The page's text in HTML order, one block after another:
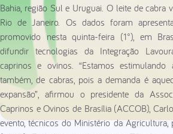
Bahia, região Sul e Uruguai. O leite de cabra
Rio de Janeiro. Os dados foram
promovido nesta quinta-feira (1°), em
difundir tecnologias da Integração
caprinos e ovinos. “Estamos
também, de cabras, pois a demanda é
expansão”, afirmou o presidente da
Caprinos e Ovinos de Brasília (ACCOB),
evento, técnicos do Ministério da Agricultura,